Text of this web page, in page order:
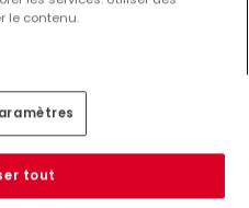
1
le contenu.
tout